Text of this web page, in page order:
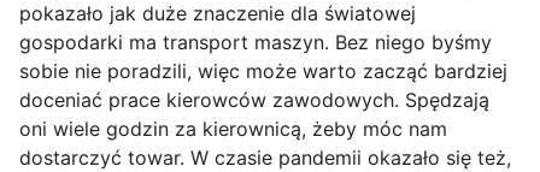
pokazało jak duże znaczenie dla światowej
gospodarki ma transport maszyn. Bez niego byśmy
sobie nie poradzili, więc może warto zacząć bardziej
doceniać prace kierowców zawodowych. Spędzają
oni wiele godzin za kierownicą, żeby móc nam
dostarczyć towar. W czasie pandemii okazało się też,